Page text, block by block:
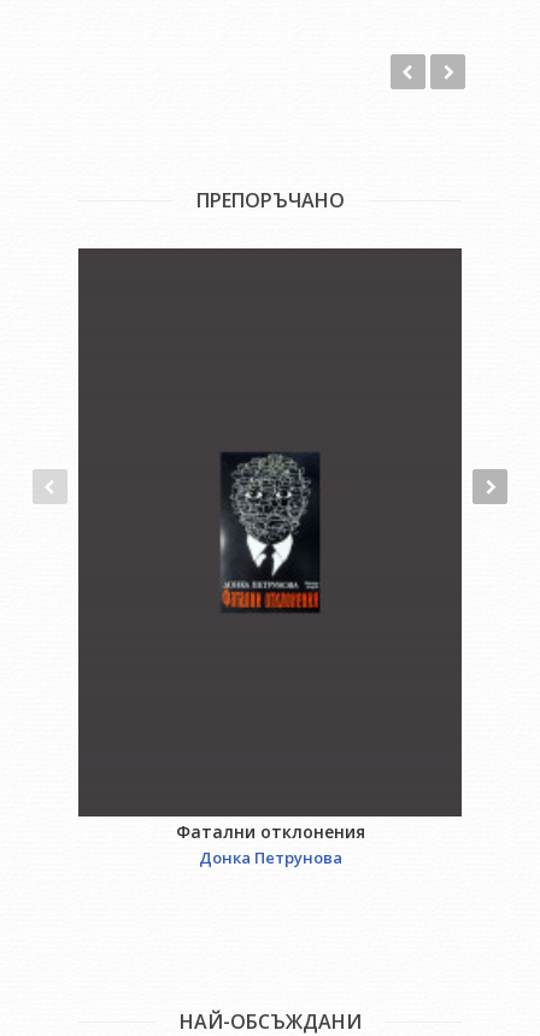
ПРЕПОРЪЧАНО
Фатални отклонения
Донка Петрунова
НАЙ-ОБСЪЖДАНИ